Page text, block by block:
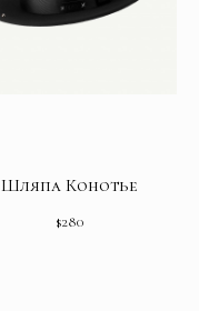
Шляпа Конотье
$280